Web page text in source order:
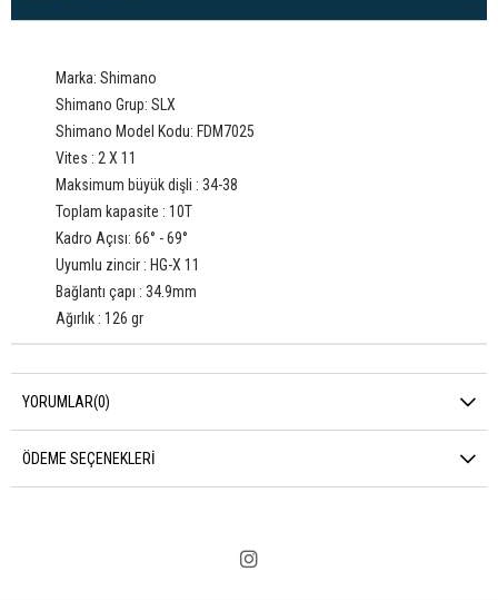
Marka: Shimano
Shimano Grup: SLX
Shimano Model Kodu: FDM7025
Vites : 2 X 11
Maksimum büyük dişli : 34-38
Toplam kapasite : 10T
Kadro Açısı: 66° - 69°
Uyumlu zincir : HG-X 11
Bağlantı çapı : 34.9mm
Ağırlık : 126 gr
YORUMLAR(0)
ÖDEME SEÇENEKLERI